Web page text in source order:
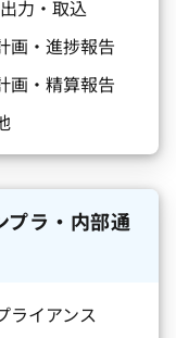
力・取込
画・進捗報告
画・精算報告
プラ・内部通
ライアンス